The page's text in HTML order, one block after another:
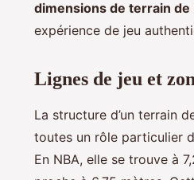
dimensions de terrain de
expérience de jeu
Lignes de jeu et
La structure d’un terrain
toutes un rôle particulier
En NBA, elle se trouve à